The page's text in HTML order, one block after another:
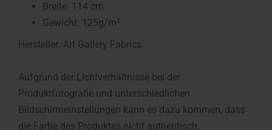
Breite: 114 cm
Gewicht: 125g/m²
Hersteller: Art Gallery Fabrics
Aufgrund der Lichtverhältnisse bei der
Produktfotografie und unterschiedlichen
Bildschirmeinstellungen kann es dazu kommen, dass
die Farbe des Produktes nicht authentisch